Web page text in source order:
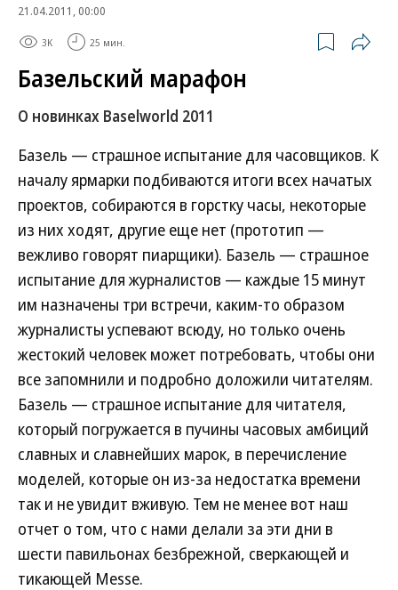
21.04.2011, 00:00
3K 25 мин.
Базельский марафон
О новинках Baselworld 2011
Базель — страшное испытание для часовщиков. К
началу ярмарки подбиваются итоги всех начатых
проектов, собираются в горстку часы, некоторые
из них ходят, другие еще нет (прототип —
вежливо говорят пиарщики). Базель — страшное
испытание для журналистов — каждые 15 минут
им назначены три встречи, каким-то образом
журналисты успевают всюду, но только очень
жестокий человек может потребовать, чтобы они
все запомнили и подробно доложили читателям.
Базель — страшное испытание для читателя,
который погружается в пучины часовых амбиций
славных и славнейших марок, в перечисление
моделей, которые он из-за недостатка времени
так и не увидит вживую. Тем не менее вот наш
отчет о том, что с нами делали за эти дни в
шести павильонах безбрежной, сверкающей и
тикающей Messe.